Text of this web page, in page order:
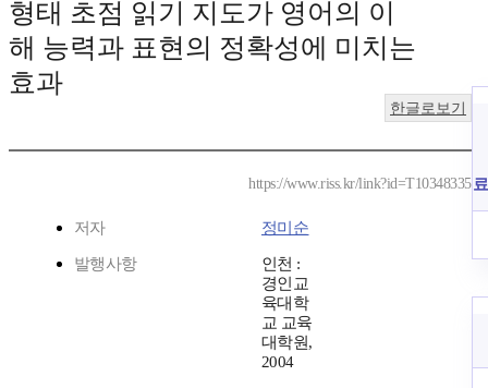
형태 초점 읽기 지도가 영어의 이
해 능력과 표현의 정확성에 미치는
효과
한글로보기
https://www.riss.kr/link?id=T10348335
저자 정미순
발행사항
인천 :
경인교
육대학
교 교육
대학원,
2004
료